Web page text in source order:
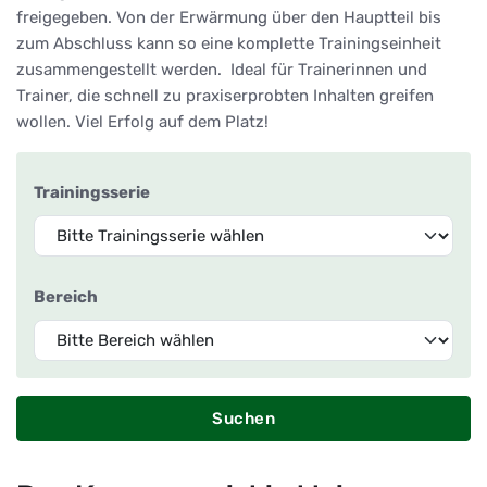
freigegeben. Von der Erwärmung über den Hauptteil bis
zum Abschluss kann so eine komplette Trainingseinheit
zusammengestellt werden. Ideal für Trainerinnen und
Trainer, die schnell zu praxiserprobten Inhalten greifen
wollen. Viel Erfolg auf dem Platz!
Trainingsserie
Bereich
Suchen